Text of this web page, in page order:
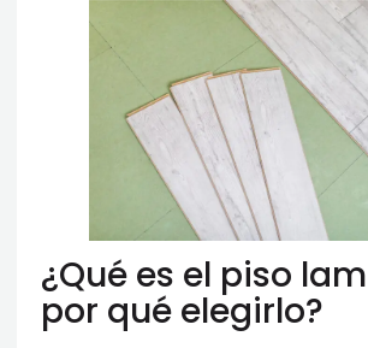
¿Qué es el piso
por qué elegirlo?